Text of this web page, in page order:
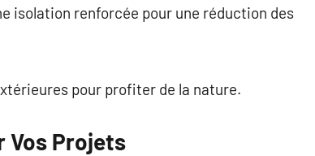
isolation renforcée pour une réduction des
pour profiter de la nature.
Vos Projets